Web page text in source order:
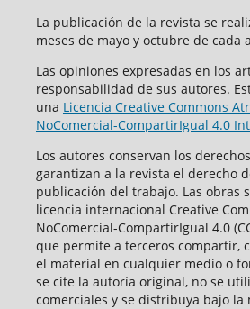
La publicación de la revista se
meses de mayo y octubre de cada
Las opiniones expresadas en los
responsabilidad de sus autores.
una Licencia Creative Commons
NoComercial-CompartirIgual 4.0
Los autores conservan los
garantizan a la revista el derecho
publicación del trabajo. Las obras
licencia internacional Creative
NoComercial-CompartirIgual 4.0
que permite a terceros compartir,
el material en cualquier medio o
se cite la autoría original, no se
comerciales y se distribuya bajo la